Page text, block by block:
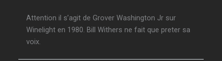
Attention il s’agit de Grover Washington Jr sur
Winelight en 1980. Bill Withers ne fait que preter sa
voix.